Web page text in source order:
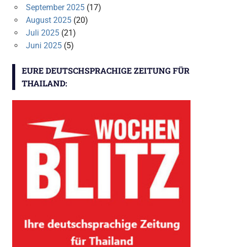
September 2025(17)
August 2025(20)
Juli 2025(21)
Juni 2025(5)
EURE DEUTSCHSPRACHIGE ZEITUNG FÜR
THAILAND: